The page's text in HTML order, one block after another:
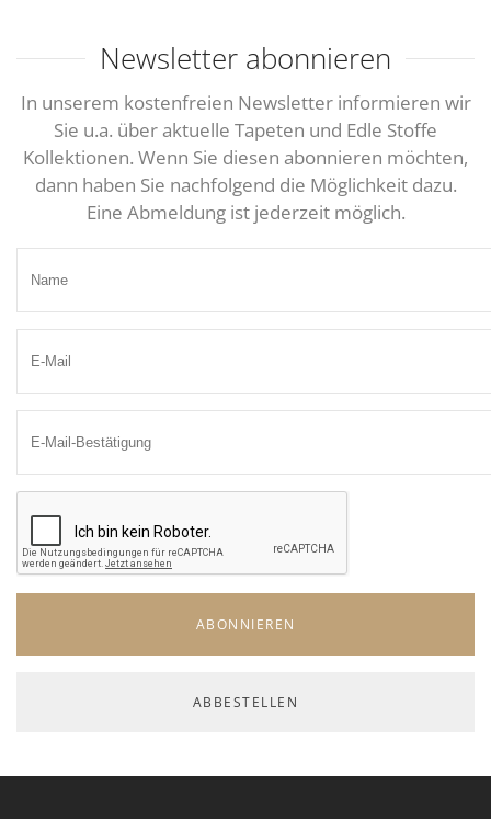
Newsletter abonnieren
In unserem kostenfreien Newsletter informieren wir
Sie u.a. über aktuelle Tapeten und Edle Stoffe
Kollektionen. Wenn Sie diesen abonnieren möchten,
dann haben Sie nachfolgend die Möglichkeit dazu.
Eine Abmeldung ist jederzeit möglich.